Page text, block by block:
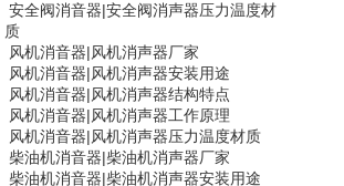
安全阀消音器|安全阀消声器压力温度材
质
风机消音器|风机消声器厂家
风机消音器|风机消声器安装用途
风机消音器|风机消声器结构特点
风机消音器|风机消声器工作原理
风机消音器|风机消声器压力温度材质
柴油机消音器|柴油机消声器厂家
柴油机消音器|柴油机消声器安装用途